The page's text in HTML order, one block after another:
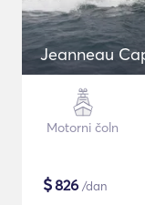
Jeanneau
Motorni čoln
$826 /dan